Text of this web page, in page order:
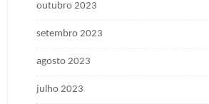
outubro 2023
setembro 2023
agosto 2023
julho 2023